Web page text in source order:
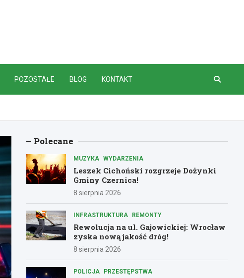
POZOSTAŁE BLOG KONTAKT
Polecane
MUZYKA WYDARZENIA
Leszek Cichoński rozgrzeje Dożynki
Gminy Czernica!
8 sierpnia 2026
INFRASTRUKTURA REMONTY
Rewolucja na ul. Gajowickiej: Wrocław
zyska nową jakość dróg!
8 sierpnia 2026
POLICJA PRZESTĘPSTWA